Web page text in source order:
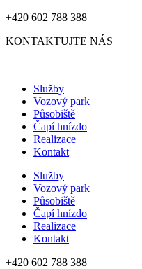
+420 602 788 388
KONTAKTUJTE NÁS
Služby
Vozový park
Působiště
Čapí hnízdo
Realizace
Kontakt
Služby
Vozový park
Působiště
Čapí hnízdo
Realizace
Kontakt
+420 602 788 388